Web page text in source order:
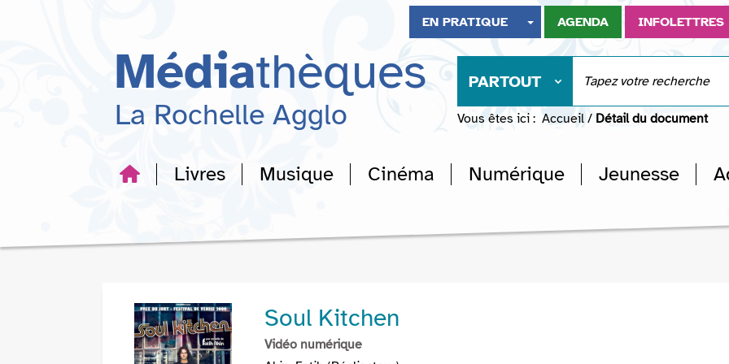
recherche
EN PRATIQUE AGENDA INFOLETTRES
Médiathèques
La Rochelle Agglo
PARTOUT
Vous êtes ici : Accueil / Détail du document
Livres Musique Cinéma Numérique Jeunesse
Soul Kitchen
Vidéo numérique